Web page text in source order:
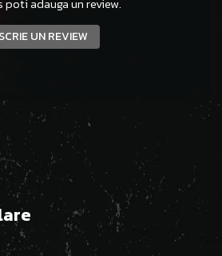
poti adauga un review.
SCRIE UN REVIEW